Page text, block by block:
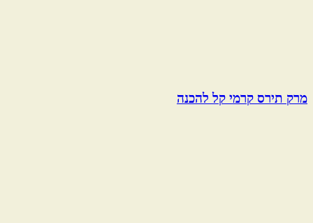
מרק תירס קרמי קל להכנה